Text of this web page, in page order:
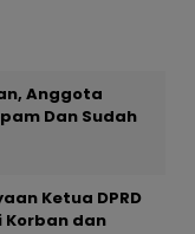
Anggota
Dan Sudah
Ketua DPRD
Korban dan